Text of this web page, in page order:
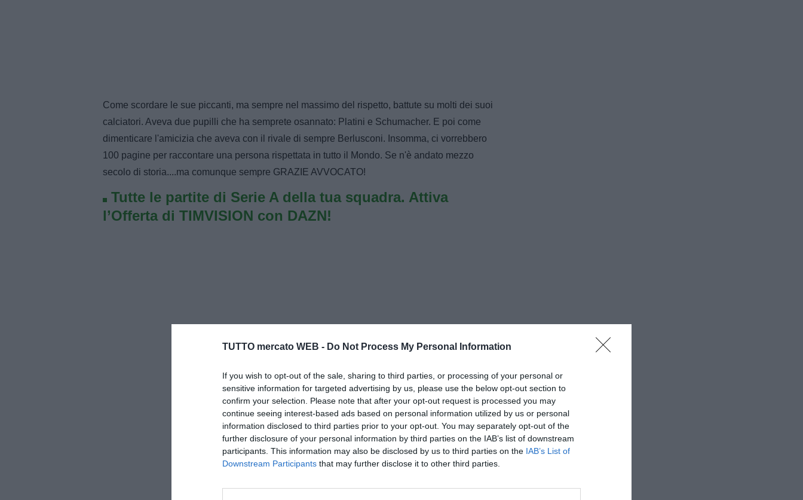
TUTTO mercato WEB - Do Not Process My Personal Information
If you wish to opt-out of the sale, sharing to third parties, or processing of your personal or
sensitive information for targeted advertising by us, please use the below opt-out section to
confirm your selection. Please note that after your opt-out request is processed you may
continue seeing interest-based ads based on personal information utilized by us or personal
information disclosed to third parties prior to your opt-out. You may separately opt-out of the
further disclosure of your personal information by third parties on the IAB’s list of downstream
participants. This information may also be disclosed by us to third parties on the IAB’s List of
Downstream Participants that may further disclose it to other third parties.
Come scordare le sue piccanti, ma sempre nel massimo del rispetto, battute su molti dei suoi
calciatori. Aveva due pupilli che ha semprete osannato: Platini e Schumacher. E poi come
dimenticare l'amicizia che aveva con il rivale di sempre Berlusconi. Insomma, ci vorrebbero
100 pagine per raccontare una persona rispettata in tutto il Mondo. Se n'è andato mezzo
secolo di storia....ma comunque sempre GRAZIE AVVOCATO!
Tutte le partite di Serie A della tua squadra. Attiva
l’Offerta di TIMVISION con DAZN!